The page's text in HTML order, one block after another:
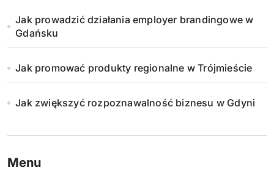
Jak prowadzić działania employer brandingowe w
Gdańsku
Jak promować produkty regionalne w Trójmieście
Jak zwiększyć rozpoznawalność biznesu w Gdyni
Menu